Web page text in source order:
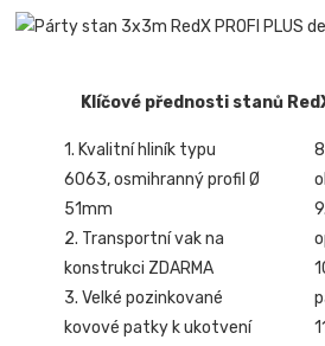
Klíčové přednosti stanů
1. Kvalitní hliník typu
6063, osmihranný profil Ø
51mm
2. Transportní vak na
konstrukci ZDARMA
3. Velké pozinkované
kovové patky k ukotvení